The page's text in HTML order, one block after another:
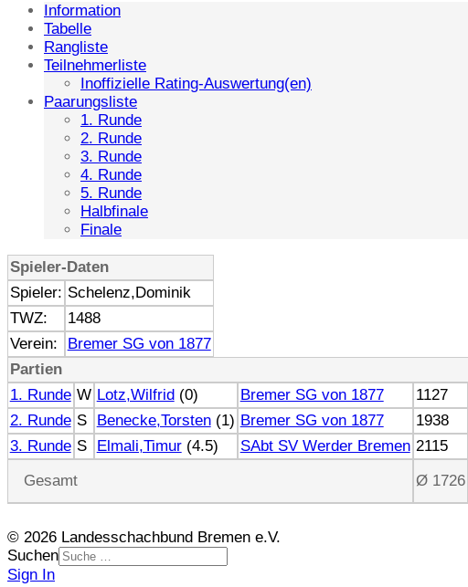
Information
Tabelle
Rangliste
Teilnehmerliste
Inoffizielle Rating-Auswertung(en)
Paarungsliste
1. Runde
2. Runde
3. Runde
4. Runde
5. Runde
Halbfinale
Finale
Spieler-Daten
Spieler: Schelenz,Dominik
TWZ:
1488
Verein:
Bremer SG von 1877
Partien
1. Runde W Lotz,Wilfrid(0) Bremer SG von 1877 1127
2. Runde S Benecke,Torsten(1) Bremer SG von 1877 1938
3. Runde S Elmali,Timur(4.5) SAbt SV Werder Bremen 2115
Gesamt
Ø 1726
© 2026 Landesschachbund Bremen e.V.
Suchen
Sign In